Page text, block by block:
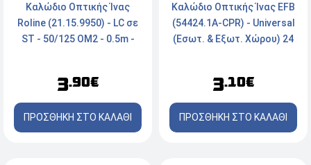
Καλώδιο Οπτικής Ίνας
Roline (21.15.9950) - LC σε
ST - 50/125 OM2 - 0.5m -
3.90€
ΠΡΟΣΘΗΚΗ ΣΤΟ ΚΑΛΑΘΙ
Καλώδιο Οπτικής Ίνας EFB
(54424.1A-CPR) - Universal
(Εσωτ. & Εξωτ. Χώρου) 24
3.10€
ΠΡΟΣΘΗΚΗ ΣΤΟ ΚΑΛΑΘΙ